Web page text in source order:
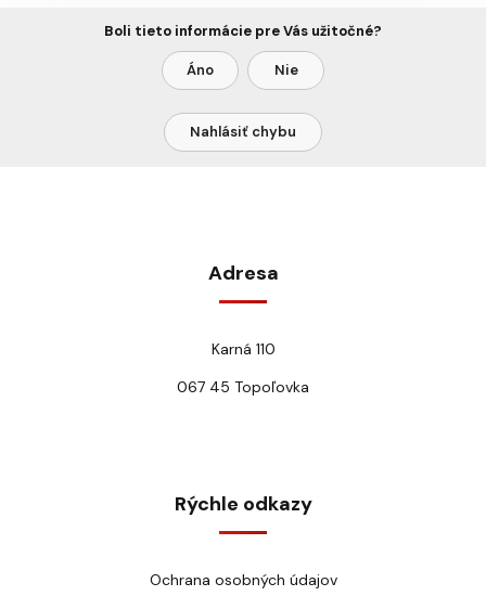
Boli tieto informácie pre Vás užitočné?
Áno Nie
Nahlásiť chybu
Adresa
Karná 110
067 45 Topoľovka
Rýchle odkazy
Ochrana osobných údajov